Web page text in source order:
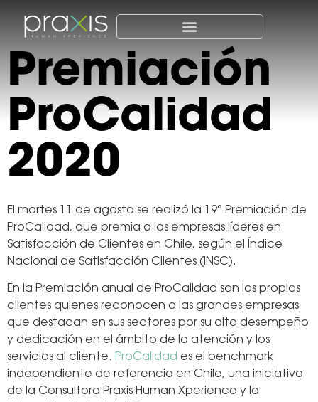
Premiación
ProCalidad
2020
El martes 11 de agosto se realizó la 19° Premiación de
ProCalidad, que premia a las empresas líderes en
Satisfacción de Clientes en Chile, según el Índice
Nacional de Satisfacción Clientes (INSC).
En la Premiación anual de ProCalidad son los propios
clientes quienes reconocen a las grandes empresas
que destacan en sus sectores por su alto desempeño
y dedicación en el ámbito de la atención y los
servicios al cliente. ProCalidad es el benchmark
independiente de referencia en Chile, una iniciativa
de la Consultora Praxis Human Xperience y la